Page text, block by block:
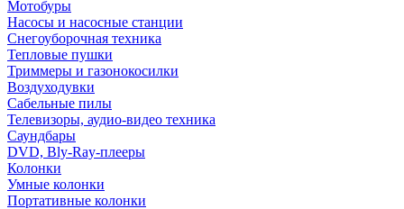
Мотобуры
Насосы и насосные станции
Снегоуборочная техника
Тепловые пушки
Триммеры и газонокосилки
Воздуходувки
Сабельные пилы
Телевизоры, аудио-видео техника
Саундбары
DVD, Bly-Ray-плееры
Колонки
Умные колонки
Портативные колонки